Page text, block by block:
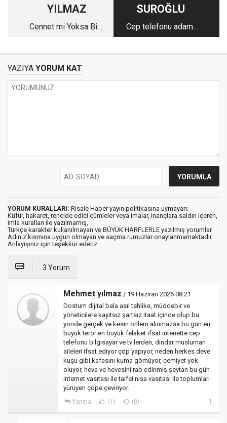
YILMAZ
Cennet mi Yoksa Bizi
İlgilendirmeli?
SUROĞLU
Cep telefonu adamı
çöpe atar!
YAZIYA YORUM KAT
YORUM KURALLARI: Risale Haber yayın politikasına uymayan;
Küfür, hakaret, rencide edici cümleler veya imalar, inançlara saldırı içeren,
imla kuralları ile yazılmamış,
Türkçe karakter kullanılmayan ve BÜYÜK HARFLERLE yazılmış yorumlar
Adınız kısmına uygun olmayan ve saçma rumuzlar onaylanmamaktadır.
Anlayışınız için teşekkür ederiz.
3 Yorum
Mehmet yılmaz / 19 Haziran 2026 08:21
Dostum dijital bela asıl tehlike, müddebir ve
yöneticilere kayıtsız şartsız itaat içinde olup bu
yönde gerçek ve kesin önlem alınmazsa bu gün en
büyük terör en büyük felaket ifsat intenette cep
telefonu bilgisayar ve tv lerden, dindar musluman
aileleri ifsat ediyor çöp yapıyor, neden herkes deve
kuşu gibi kafasını kuma gömüyor, cemiyet yok
oluyor, heva ve hevesini rab edinmiş şeytan bu gün
internet vasıtası ile taifei nisa vasıtası ile toplumları
yürüyen çöpe çeviriyor.
Yanıtla (1) (0)